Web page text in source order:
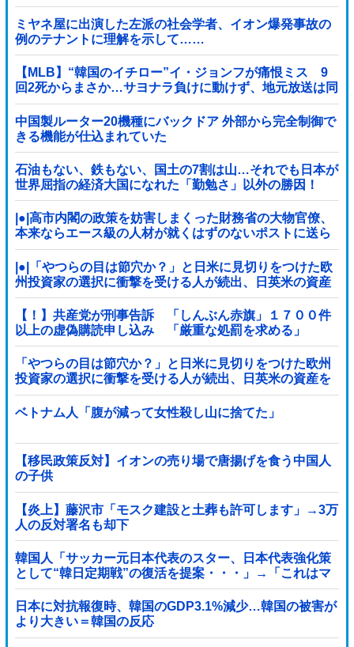
ミヤネ屋に出演した左派の社会学者、イオン爆発事故の
例のテナントに理解を示して……
【MLB】“韓国のイチロー”イ・ジョンフが痛恨ミス 9
回2死からまさか…サヨナラ負けに動けず、地元放送は同
情「不運でした」
中国製ルーター20機種にバックドア 外部から完全制御で
きる機能が仕込まれていた
石油もない、鉄もない、国土の7割は山…それでも日本が
世界屈指の経済大国になれた「勤勉さ」以外の勝因！
|●|高市内閣の政策を妨害しまくった財務省の大物官僚、
本来ならエース級の人材が就くはずのないポストに送ら
れ……
|●|「やつらの目は節穴か？」と日米に見切りをつけた欧
州投資家の選択に衝撃を受ける人が続出、日英米の資産
を処分して代わりに選んだのは……
【！】共産党が刑事告訴 「しんぶん赤旗」１７００件
以上の虚偽購読申し込み 「厳重な処罰を求める」
「やつらの目は節穴か？」と日米に見切りをつけた欧州
投資家の選択に衝撃を受ける人が続出、日英米の資産を
処分して代わりに選んだのは……
ベトナム人「腹が減って女性殺し山に捨てた」
【移民政策反対】イオンの売り場で唐揚げを食う中国人
の子供
【炎上】藤沢市「モスク建設と土葬も許可します」→3万
人の反対署名も却下
韓国人「サッカー元日本代表のスター、日本代表強化策
として“韓日定期戦”の復活を提案・・・」→「これはマ
ジで良いと思う」「今すぐやったらガチでボコられるだ
ろうね 10年後にやらないか？」「やめてくれ、勝っても
負けても後味が悪い」
日本に対抗報復時、韓国のGDP3.1%減少…韓国の被害が
より大きい＝韓国の反応